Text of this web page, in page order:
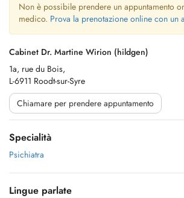
Non è possibile prendere un appuntamento
medico. Prova la prenotazione online con un
Cabinet Dr. Martine Wirion (hildgen)
1a, rue du Bois,
L-6911 Roodt-sur-Syre
Chiamare per prendere appuntamento
Specialità
Psichiatra
Lingue parlate